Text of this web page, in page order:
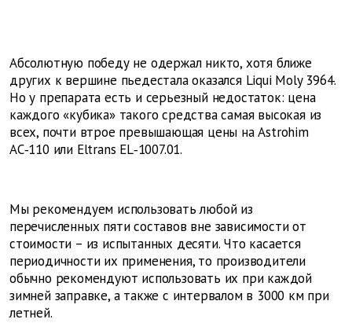
Абсолютную победу не одержал никто, хотя ближе
других к вершине пьедестала оказался Liqui Moly 3964.
Но у препарата есть и серьезный недостаток: цена
каждого «кубика» такого средства самая высокая из
всех, почти втрое превышающая цены на Astrohim
АС‑110 или Eltrans EL‑1007.01.
Мы рекомендуем использовать любой из
перечисленных пяти составов вне зависимости от
стоимости – из испытанных десяти. Что касается
периодичности их применения, то производители
обычно рекомендуют использовать их при каждой
зимней заправке, а также с интервалом в 3000 км при
летней.